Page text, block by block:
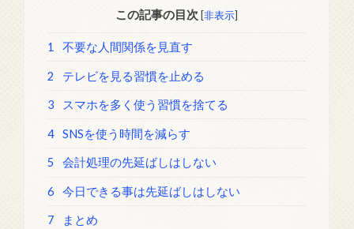
この記事の目次 [非表示]
1 不要な人間関係を見直す
2 テレビを見る習慣を止める
3 スマホを多く使う習慣を捨てる
4 SNSを使う時間を減らす
5 会計処理の先延ばしはしない
6 今日できる事は先延ばしはしない
7 まとめ